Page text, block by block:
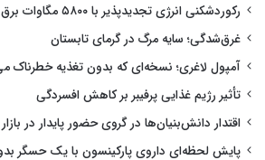
رکوردشکنی انرژی تجدیدپذیر با ۵۸۰۰ مگاوات برق
غرق‌شدگی؛ سایه مرگ در گرمای تابستان
آمپول لاغری؛ نسخه‌ای که بدون تغذیه خطرناک
تأثیر رژیم غذایی پرفیبر بر کاهش افسردگی
اقتدار دانش‌بنیان‌ها در گروی حضور پایدار در بازار
پایش لحظه‌ای داروی پارکینسون با یک حسگر